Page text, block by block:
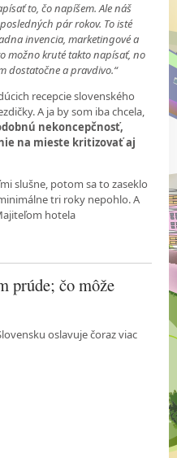
to, čo napíšem. Ale náš
pár rokov. To isté
invencia, marketingové a
možno kruté takto napísať, no
dostatočne a pravdivo.“
recepcie slovenského
A ja by som iba chcela,
nekoncepčnosť,
na mieste kritizovať aj
slušne, potom sa to zaseklo
tri roky nepohlo. A
hotela
prúde; čo môže
oslavuje čoraz viac